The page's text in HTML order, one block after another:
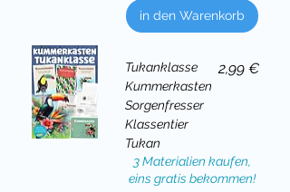
in den Warenkorb
Tukanklasse
Kummerkasten
Sorgenfresser
Klassentier
Tukan
Preis
2,99 €
3 Materialien kaufen,
eins gratis bekommen!